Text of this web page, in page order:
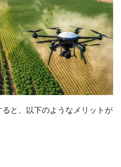
と、以下のようなメリットが